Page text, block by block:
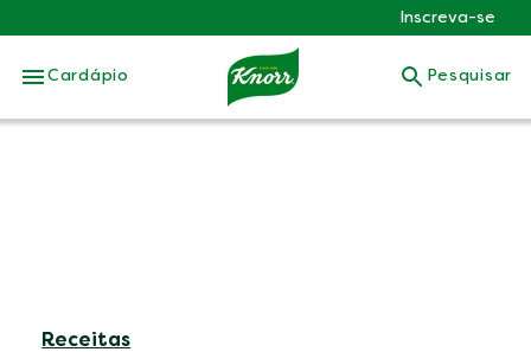
Skip to:
Inscreva-se
Cardápio Pesquisar
Receitas